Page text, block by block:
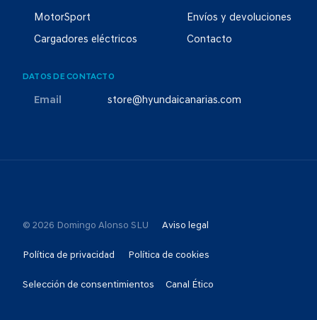
MotorSport
Cargadores eléctricos
Envíos y devoluciones
Contacto
DATOS DE CONTACTO
Email store@hyundaicanarias.com
© 2026 Domingo Alonso SLU Aviso legal
Política de privacidad Política de cookies
Selección de consentimientos Canal Ético